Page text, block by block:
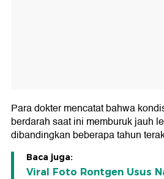
Para dokter mencatat bahwa
berdarah saat ini memburuk jauh
dibandingkan beberapa tahun
Baca juga:
Viral Foto Rontgen Usus